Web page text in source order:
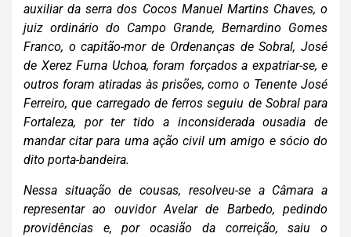
auxiliar da serra dos Cocos Manuel Martins Chaves, o
juiz ordinário do Campo Grande, Bernardino Gomes
Franco, o capitão-mor de Ordenanças de Sobral, José
de Xerez Furna Uchoa, foram forçados a expatriar-se, e
outros foram atiradas às prisões, como o Tenente José
Ferreiro, que carregado de ferros seguiu de Sobral para
Fortaleza, por ter tido a inconsiderada ousadia de
mandar citar para uma ação civil um amigo e sócio do
dito porta-bandeira.
Nessa situação de cousas, resolveu-se a Câmara a
representar ao ouvidor Avelar de Barbedo, pedindo
providências e, por ocasião da correição, saiu o